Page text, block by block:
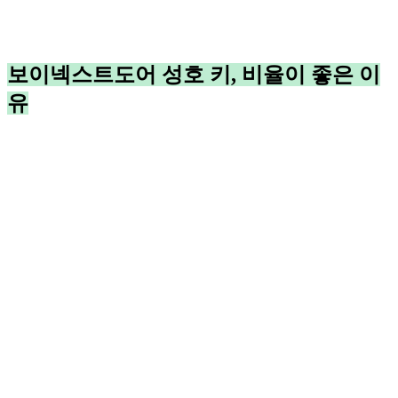
보이넥스트도어 성호 키, 비율이 좋은 이
유